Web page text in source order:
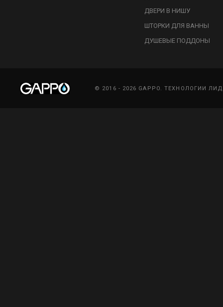
ДВЕРИ В НИШУ
ШТОРКИ ДЛЯ ВАННЫ
ДУШЕВЫЕ ПОДДОНЫ
© 2016 - 2026 GAPPO. ТЕХНОЛОГИИ